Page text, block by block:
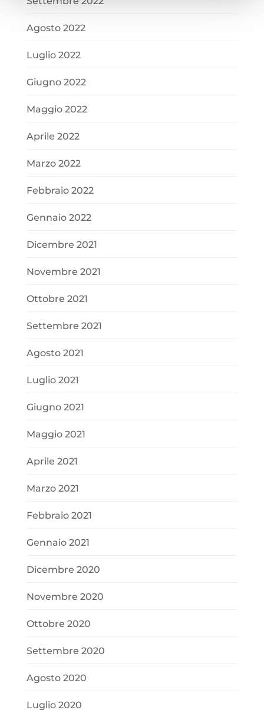
Agosto 2022
Luglio 2022
Giugno 2022
Maggio 2022
Aprile 2022
Marzo 2022
Febbraio 2022
Gennaio 2022
Dicembre 2021
Novembre 2021
Ottobre 2021
Settembre 2021
Agosto 2021
Luglio 2021
Giugno 2021
Maggio 2021
Aprile 2021
Marzo 2021
Febbraio 2021
Gennaio 2021
Dicembre 2020
Novembre 2020
Ottobre 2020
Settembre 2020
Agosto 2020
Luglio 2020